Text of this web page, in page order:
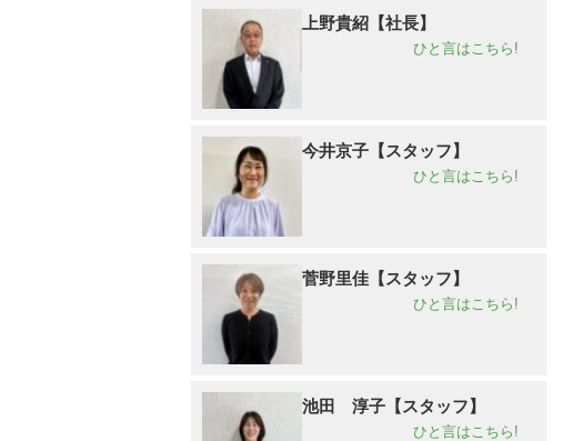
上野貴紹【社長】
ひと言はこちら!
今井京子【スタッフ】
ひと言はこちら!
菅野里佳【スタッフ】
ひと言はこちら!
池田 淳子【スタッフ】
ひと言はこちら!